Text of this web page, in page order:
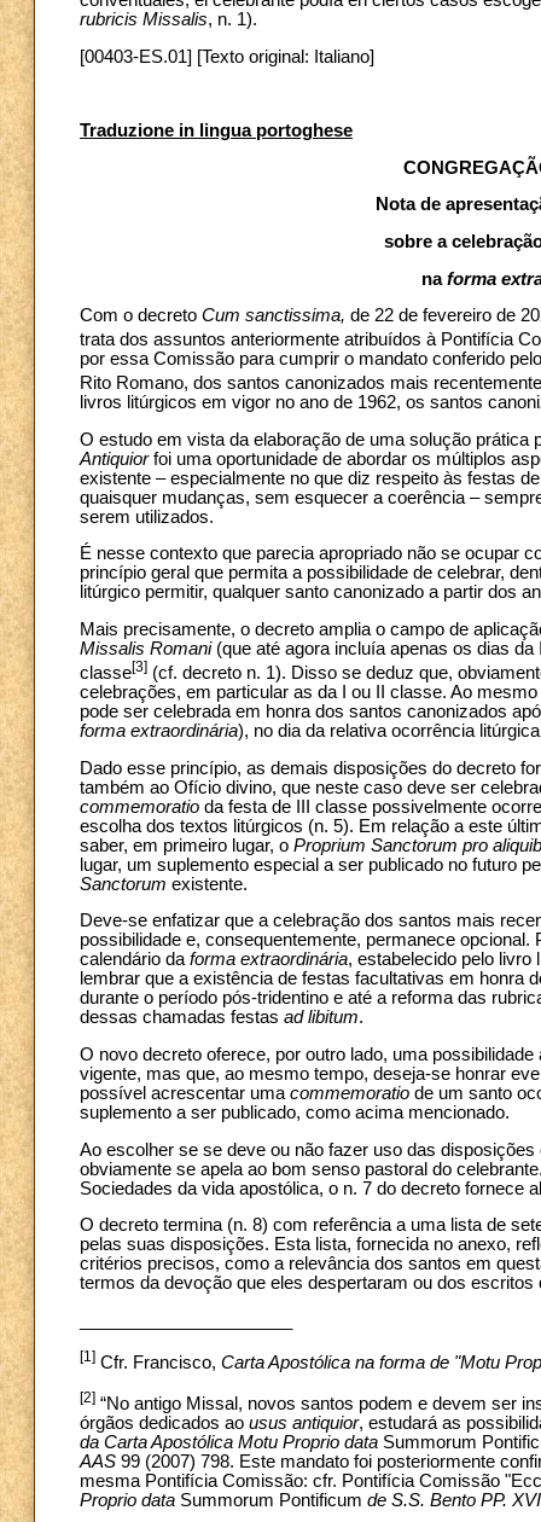
rubricis Missalis, n. 1).
[00403-ES.01] [Texto original: Italiano]
Traduzione in lingua portoghese
Nota de
sobre a
naforma
Com o decreto Cum sanctissima, de 22 de fevereiro de
trata dos assuntos anteriormente atribuídos à Pontifícia
por essa Comissão para cumprir o mandato conferido
Rito Romano, dos santos canonizados mais recentemente
livros litúrgicos em vigor no ano de 1962, os santos
O estudo em vista da elaboração de uma solução
Antiquiorfoi uma oportunidade de abordar os múltiplos
existente – especialmente no que diz respeito às festas
quaisquer mudanças, sem esquecer a coerência –
serem utilizados.
É nesse contexto que parecia apropriado não se ocupar
princípio geral que permita a possibilidade de celebrar,
litúrgico permitir, qualquer santo canonizado a partir dos
Mais precisamente, o decreto amplia o campo de
Missalis Romani(que até agora incluía apenas os dias
classe[3] (cf. decreto n. 1). Disso se deduz que,
celebrações, em particular as da I ou II classe. Ao
pode ser celebrada em honra dos santos canonizados
forma extraordinária), no dia da relativa ocorrência
Dado esse princípio, as demais disposições do decreto
também ao Ofício divino, que neste caso deve ser
commemoratio da festa de III classe possivelmente
escolha dos textos litúrgicos (n. 5). Em relação a este
saber, em primeiro lugar, o Proprium Sanctorum pro
lugar, um suplemento especial a ser publicado no futuro
Sanctorum existente.
Deve-se enfatizar que a celebração dos santos mais
possibilidade e, consequentemente, permanece
calendário daforma extraordinária, estabelecido pelo livro
lembrar que a existência de festas facultativas em honra
durante o período pós-tridentino e até a reforma das
dessas chamadas festas ad libitum.
O novo decreto oferece, por outro lado, uma
vigente, mas que, ao mesmo tempo, deseja-se honrar
possível acrescentar uma commemoratio de um santo
suplemento a ser publicado, como acima mencionado.
Ao escolher se se deve ou não fazer uso das
obviamente se apela ao bom senso pastoral do
Sociedades da vida apostólica, o n. 7 do decreto fornece
O decreto termina (n. 8) com referência a uma lista de
pelas suas disposições. Esta lista, fornecida no anexo,
critérios precisos, como a relevância dos santos em
termos da devoção que eles despertaram ou dos
[1] Cfr. Francisco, Carta Apostólica na forma de "Motu
[2] “No antigo Missal, novos santos podem e devem ser
órgãos dedicados ao usus antiquior, estudará as
da Carta Apostólica Motu Proprio data Summorum
AAS 99 (2007) 798. Este mandato foi posteriormente
mesma Pontifícia Comissão: cfr. Pontifícia Comissão
Proprio data Summorum Pontificum de S.S. Bento PP. XVI